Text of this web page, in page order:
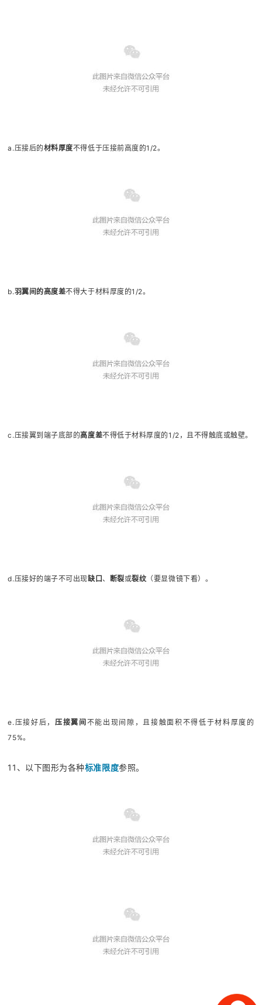
a.压接后的材料厚度不得低于压接前高度的1/2。
b.羽翼间的高度差不得大于材料厚度的1/2。
c.压接翼到端子底部的高度差不得低于材料厚度的1/2，且不得触底或触壁。
d.压接好的端子不可出现缺口、 断裂或裂纹（要显微镜下看）。
e.压接好后， 压接翼间 不能出现间隙，且接触面积不得低于材料厚度的
75%。
11、以下图形为各种标准限度参照。